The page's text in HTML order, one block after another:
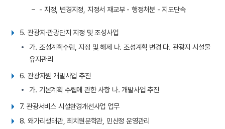
- 지정, 변경지정, 지정서 재교부 - 행정처분 - 지도단속
5. 관광지·관광단지 지정 및 조성사업
가. 조성계획수립, 지정 및 해제 나. 조성계획 변경 다. 관광지 시설물
유지관리
6. 관광자원 개발사업 추진
가. 기본계획 수립에 관한 사항 나. 개발사업 추진
7. 관광서비스 시설환경개선사업 업무
8. 왜가리생태관, 최치원문학관, 민산정 운영관리